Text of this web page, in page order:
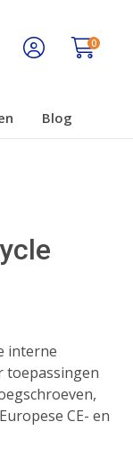
0
Blog
interne
toepassingen
CE- en